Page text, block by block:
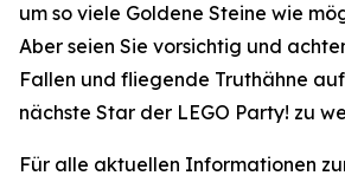
um so viele Goldene Steine wie
Aber seien Sie vorsichtig und
Fallen und fliegende Truthähne
nächste Star der LEGO Party! zu
Für alle aktuellen Informationen